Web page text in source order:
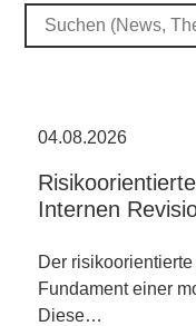
04.08.2026
Internen
Der
Fundament einer
Diese…